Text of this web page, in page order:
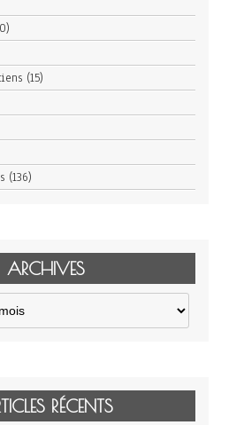
(15)
(136)
ARCHIVES
RÉCENTS